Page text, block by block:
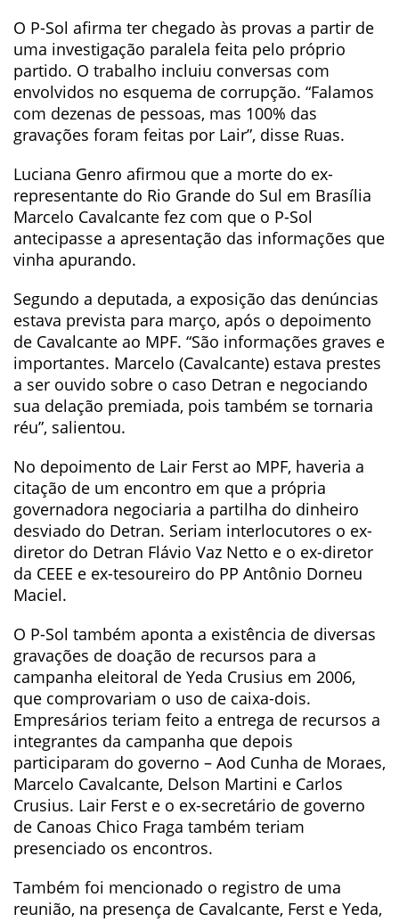
O P-Sol afirma ter chegado às provas a partir de
uma investigação paralela feita pelo próprio
partido. O trabalho incluiu conversas com
envolvidos no esquema de corrupção. “Falamos
com dezenas de pessoas, mas 100% das
gravações foram feitas por Lair”, disse Ruas.
Luciana Genro afirmou que a morte do ex-
representante do Rio Grande do Sul em Brasília
Marcelo Cavalcante fez com que o P-Sol
antecipasse a apresentação das informações que
vinha apurando.
Segundo a deputada, a exposição das denúncias
estava prevista para março, após o depoimento
de Cavalcante ao MPF. “São informações graves e
importantes. Marcelo (Cavalcante) estava prestes
a ser ouvido sobre o caso Detran e negociando
sua delação premiada, pois também se tornaria
réu”, salientou.
No depoimento de Lair Ferst ao MPF, haveria a
citação de um encontro em que a própria
governadora negociaria a partilha do dinheiro
desviado do Detran. Seriam interlocutores o ex-
diretor do Detran Flávio Vaz Netto e o ex-diretor
da CEEE e ex-tesoureiro do PP Antônio Dorneu
Maciel.
O P-Sol também aponta a existência de diversas
gravações de doação de recursos para a
campanha eleitoral de Yeda Crusius em 2006,
que comprovariam o uso de caixa-dois.
Empresários teriam feito a entrega de recursos a
integrantes da campanha que depois
participaram do governo – Aod Cunha de Moraes,
Marcelo Cavalcante, Delson Martini e Carlos
Crusius. Lair Ferst e o ex-secretário de governo
de Canoas Chico Fraga também teriam
presenciado os encontros.
Também foi mencionado o registro de uma
reunião, na presença de Cavalcante, Ferst e Yeda,